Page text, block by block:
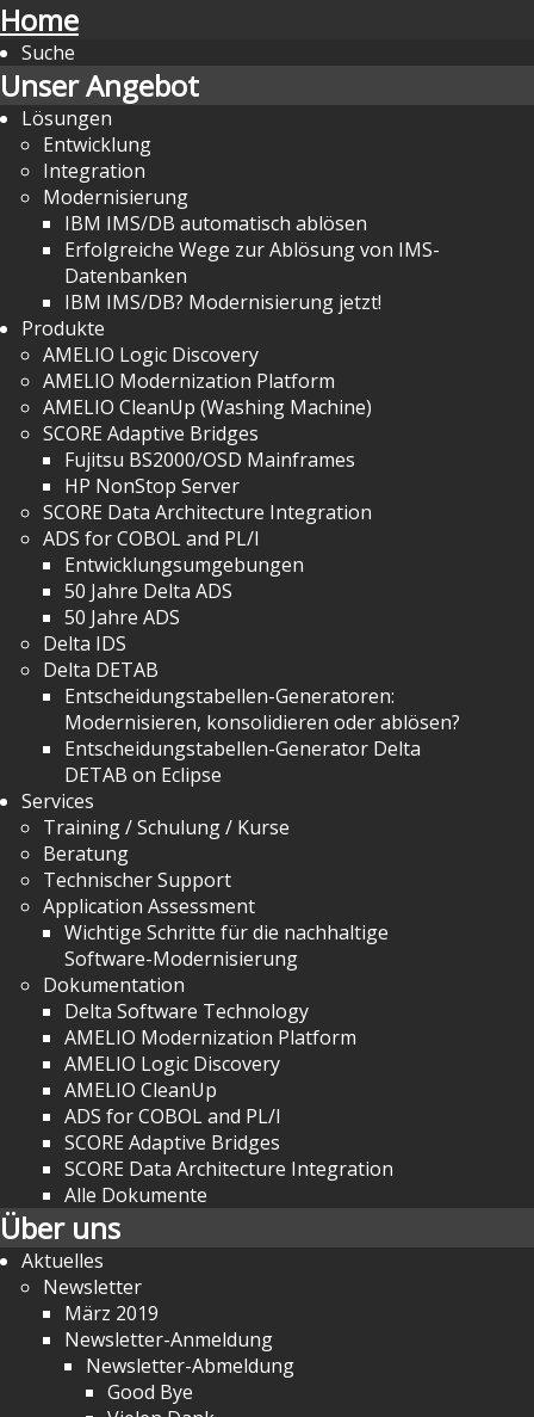
Home
Suche
Unser Angebot
Lösungen
Entwicklung
Integration
Modernisierung
IBM IMS/DB automatisch ablösen
Erfolgreiche Wege zur Ablösung von IMS-
Datenbanken
IBM IMS/DB? Modernisierung jetzt!
Produkte
AMELIO Logic Discovery
AMELIO Modernization Platform
AMELIO CleanUp (Washing Machine)
SCORE Adaptive Bridges
Fujitsu BS2000/OSD Mainframes
HP NonStop Server
SCORE Data Architecture Integration
ADS for COBOL and PL/I
Entwicklungsumgebungen
50 Jahre Delta ADS
50 Jahre ADS
Delta IDS
Delta DETAB
Entscheidungstabellen-Generatoren:
Modernisieren, konsolidieren oder ablösen?
Entscheidungstabellen-Generator Delta
DETAB on Eclipse
Services
Training / Schulung / Kurse
Beratung
Technischer Support
Application Assessment
Wichtige Schritte für die nachhaltige
Software-Modernisierung
Dokumentation
Delta Software Technology
AMELIO Modernization Platform
AMELIO Logic Discovery
AMELIO CleanUp
ADS for COBOL and PL/I
SCORE Adaptive Bridges
SCORE Data Architecture Integration
Alle Dokumente
Über uns
Aktuelles
Newsletter
März 2019
Newsletter-Anmeldung
Newsletter-Abmeldung
Good Bye